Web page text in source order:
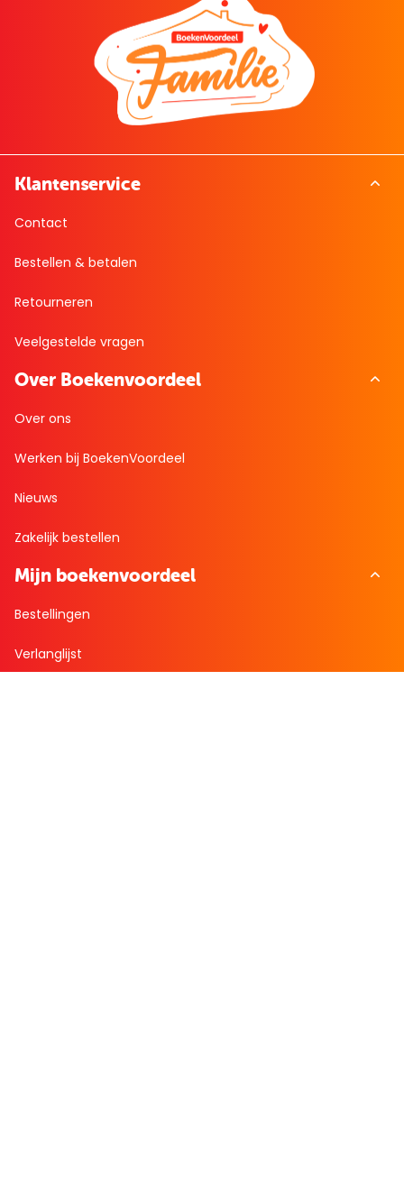
Klantenservice
Contact
Bestellen & betalen
Retourneren
Veelgestelde vragen
Over Boekenvoordeel
Over ons
Werken bij BoekenVoordeel
Nieuws
Zakelijk bestellen
Mijn boekenvoordeel
Bestellingen
Verlanglijst